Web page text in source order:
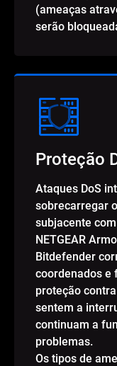
(ameaças
serão
Proteção
Ataques DoS
sobrecarregar
subjacente
NETGEAR
Bitdefender
coordenados e
proteção
sentem a
continuam a
problemas.
Os tipos de